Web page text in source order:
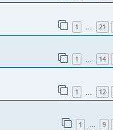
1 … 21
1 14
1 12
1 … 9